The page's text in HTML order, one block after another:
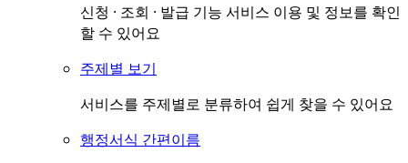
신청 · 조회 · 발급 기능 서비스 이용 및 정보를 확인
할 수 있어요
주제별 보기
서비스를 주제별로 분류하여 쉽게 찾을 수 있어요
행정서식 간편이름